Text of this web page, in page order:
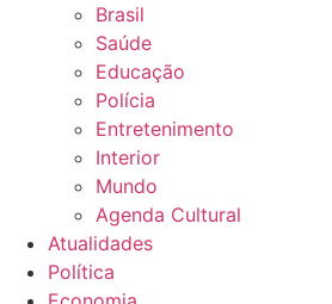
Brasil
Saúde
Educação
Polícia
Entretenimento
Interior
Mundo
Agenda Cultural
Atualidades
Política